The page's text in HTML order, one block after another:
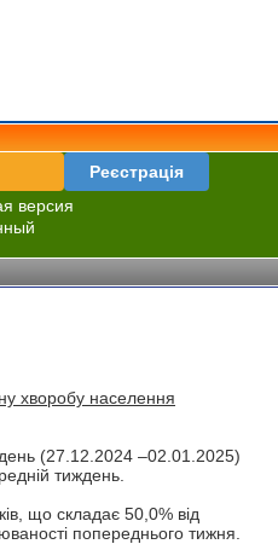
Реєстрація
версия
хворобу населення
(27.12.2024 –02.01.2025)
тиждень.
що складає 50,0% від
попереднього тижня.